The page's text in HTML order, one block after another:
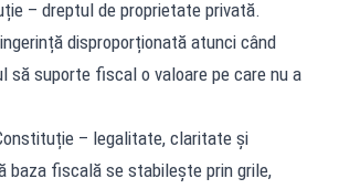
– dreptul de proprietate privată.
disproporționată atunci când
să suporte fiscal o valoare pe care nu a
– legalitate, claritate și
baza fiscală se stabilește prin grile,